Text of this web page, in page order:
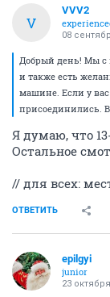
V
VVV2
08
Добрый день! Мы с
и также есть
машине. Если у
присоединились.
Я думаю, что
Остальное
// для всех:
ОТВЕТИТЬ
epilgyi
junior
23